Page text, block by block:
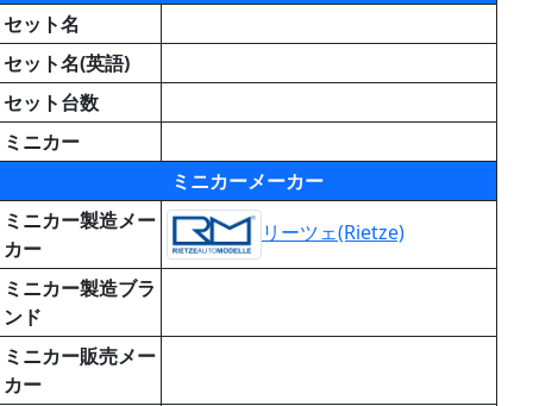
セット名
セット名(英語)
セット台数
ミニカー
ミニカーメーカー
ミニカー製造メー
カー
リーツェ(Rietze)
ミニカー製造ブラ
ンド
ミニカー販売メー
カー